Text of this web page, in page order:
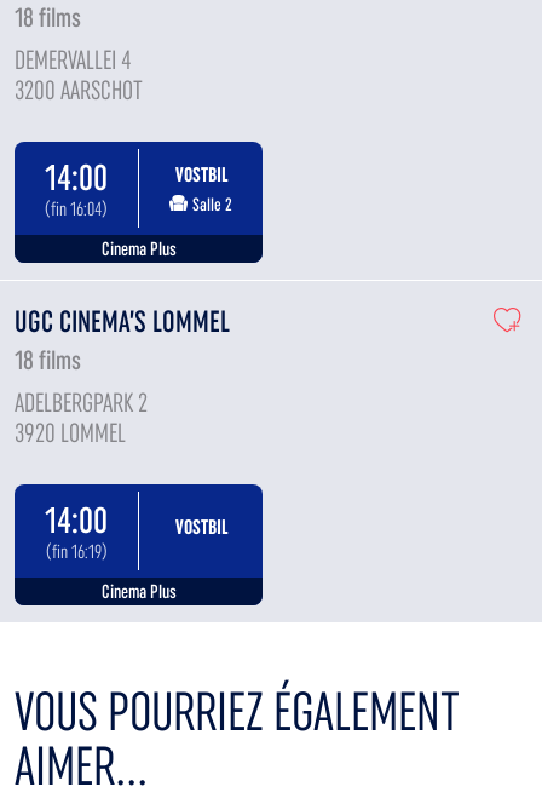
18 films
DEMERVALLEI 4
3200 AARSCHOT
14:00
(fin 16:04)
VOSTBIL
Salle 2
Cinema Plus
UGC CINEMA’S LOMMEL
18 films
ADELBERGPARK 2
3920 LOMMEL
14:00
(fin 16:19)
VOSTBIL
Cinema Plus
VOUS POURRIEZ ÉGALEMENT
AIMER...